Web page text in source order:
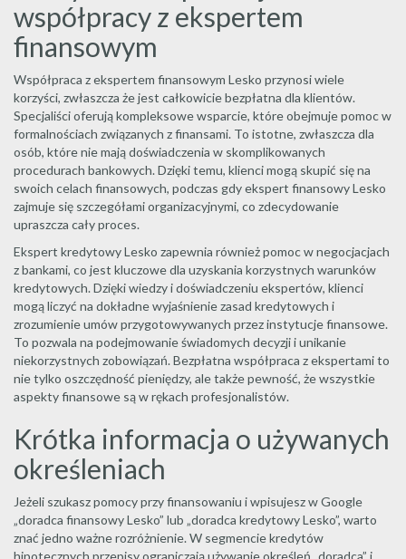
współpracy z ekspertem
finansowym
Współpraca z ekspertem finansowym Lesko przynosi wiele
korzyści, zwłaszcza że jest całkowicie bezpłatna dla klientów.
Specjaliści oferują kompleksowe wsparcie, które obejmuje pomoc w
formalnościach związanych z finansami. To istotne, zwłaszcza dla
osób, które nie mają doświadczenia w skomplikowanych
procedurach bankowych. Dzięki temu, klienci mogą skupić się na
swoich celach finansowych, podczas gdy ekspert finansowy Lesko
zajmuje się szczegółami organizacyjnymi, co zdecydowanie
upraszcza cały proces.
Ekspert kredytowy Lesko zapewnia również pomoc w negocjacjach
z bankami, co jest kluczowe dla uzyskania korzystnych warunków
kredytowych. Dzięki wiedzy i doświadczeniu ekspertów, klienci
mogą liczyć na dokładne wyjaśnienie zasad kredytowych i
zrozumienie umów przygotowywanych przez instytucje finansowe.
To pozwala na podejmowanie świadomych decyzji i unikanie
niekorzystnych zobowiązań. Bezpłatna współpraca z ekspertami to
nie tylko oszczędność pieniędzy, ale także pewność, że wszystkie
aspekty finansowe są w rękach profesjonalistów.
Krótka informacja o używanych
określeniach
Jeżeli szukasz pomocy przy finansowaniu i wpisujesz w Google
„doradca finansowy Lesko” lub „doradca kredytowy Lesko”, warto
znać jedno ważne rozróżnienie. W segmencie kredytów
hipotecznych przepisy ograniczają używanie określeń „doradca” i